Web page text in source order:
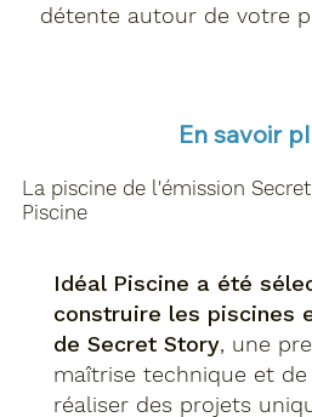
détente autour de votre
En savoir
La piscine de l'émission
Piscine
Idéal Piscine a été
construire les piscines
de Secret Story, une
maîtrise technique et
réaliser des projets